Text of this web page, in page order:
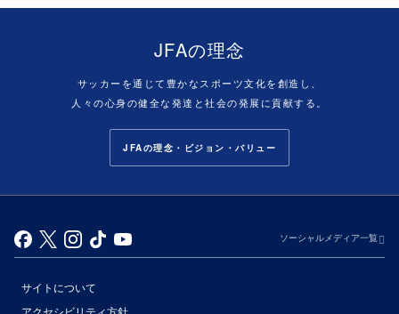
JFAの理念
サッカーを通じて豊かなスポーツ文化を創造し、
人々の心身の健全な発達と社会の発展に貢献する。
JFAの理念・ビジョン・バリュー
ソーシャルメディア一覧
サイトについて
アクセシビリティ方針